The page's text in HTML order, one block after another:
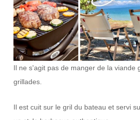
Il ne s'agit pas de manger de la viande
grillades.
Il est cuit sur le gril du bateau et servi